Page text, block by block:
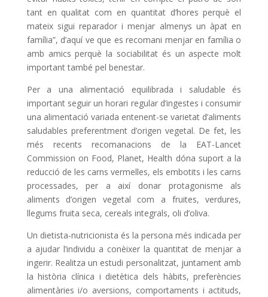
tant en qualitat com en quantitat d’hores perquè el
mateix sigui reparador i menjar almenys un àpat en
família”, d’aquí ve que es recomani menjar en família o
amb amics perquè la sociabilitat és un aspecte molt
important també pel benestar.
Per a una alimentació equilibrada i saludable és
important seguir un horari regular d’ingestes i consumir
una alimentació variada entenent-se varietat d’aliments
saludables preferentment d’origen vegetal. De fet, les
més recents recomanacions de la EAT-Lancet
Commission on Food, Planet, Health dóna suport a la
reducció de les carns vermelles, els embotits i les carns
processades, per a així donar protagonisme als
aliments d’origen vegetal com a fruites, verdures,
llegums fruita seca, cereals integrals, oli d’oliva.
Un dietista-nutricionista és la persona més indicada per
a ajudar l’individu a conèixer la quantitat de menjar a
ingerir. Realitza un estudi personalitzat, juntament amb
la història clínica i dietètica dels hàbits, preferències
alimentàries i/o aversions, comportaments i actituds,